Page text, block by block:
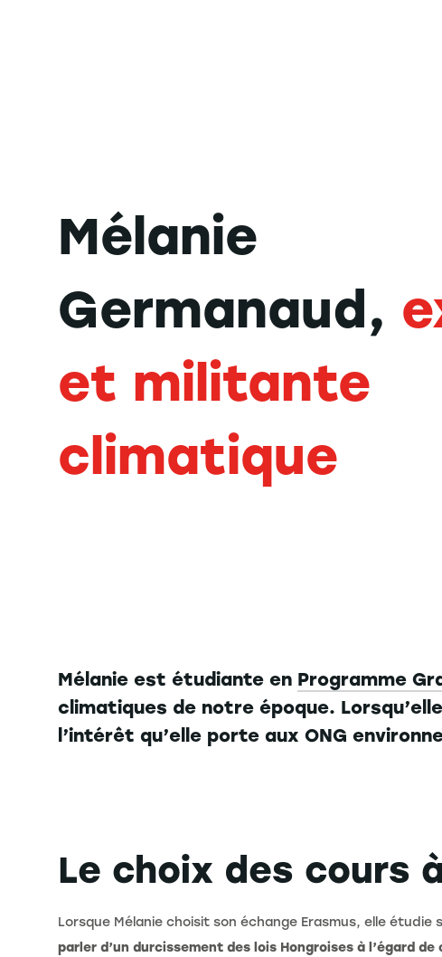
Mélanie
Germanaud,
et militante
climatique
Mélanie est étudiante en Programme
climatiques de notre époque.
l’intérêt qu’elle porte aux ONG
Le choix des cours
Lorsque Mélanie choisit son échange Erasmus, elle étudie
parler d’un durcissement des lois Hongroises à l’égard